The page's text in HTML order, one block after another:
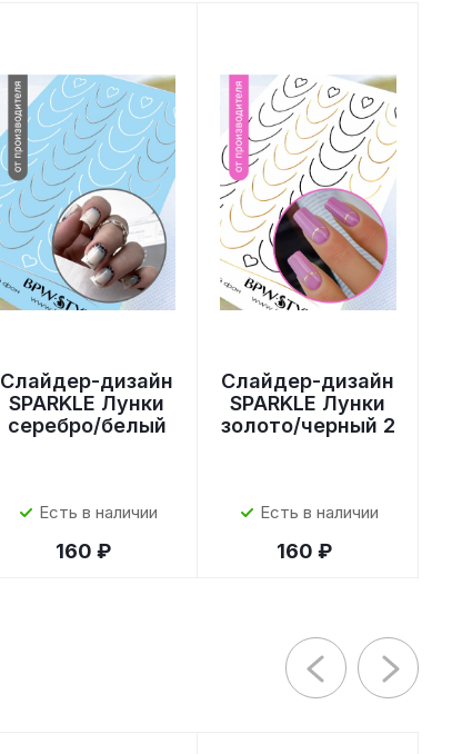
Слайдер-дизайн
SPARKLE Лунки
серебро/белый
Есть в наличии
160 ₽
Слайдер-дизайн
SPARKLE Лунки
золото/черный 2
Есть в наличии
160 ₽